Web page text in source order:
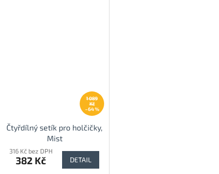
1 089
Kč
–64 %
Čtyřdílný setík pro holčičky,
Mist
316 Kč bez DPH
382 Kč DETAIL